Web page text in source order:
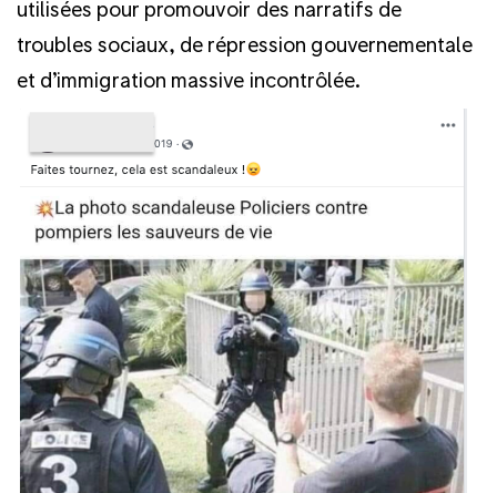
utilisées pour promouvoir des narratifs de
troubles sociaux, de répression gouvernementale
et d’immigration massive incontrôlée.